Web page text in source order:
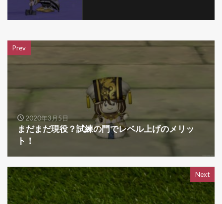
Prev
2020年3月5日
まだまだ現役？試練の門でレベル上げのメリッ
ト！
Next